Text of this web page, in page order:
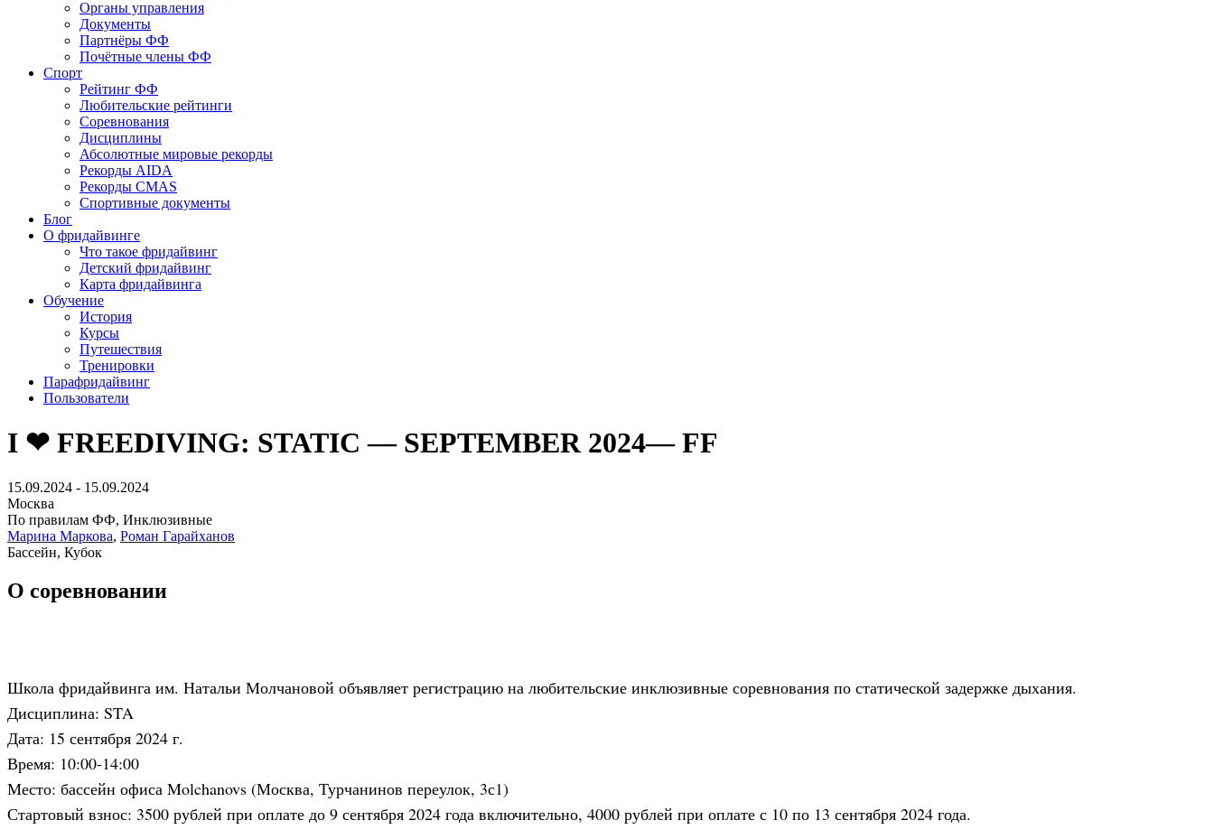
Органы управления
Документы
Партнёры ФФ
Почётные члены ФФ
Спорт
Рейтинг ФФ
Любительские рейтинги
Соревнования
Дисциплины
Абсолютные мировые рекорды
Рекорды AIDA
Рекорды CMAS
Спортивные документы
Блог
О фридайвинге
Что такое фридайвинг
Детский фридайвинг
Карта фридайвинга
Обучение
История
Курсы
Путешествия
Тренировки
Парафридайвинг
Пользователи
I ❤ FREEDIVING: STATIC — SEPTEMBER 2024— FF
15.09.2024 - 15.09.2024
Москва
По правилам ФФ, Инклюзивные
Марина Маркова, Роман Гарайханов
Бассейн, Кубок
О соревновании
Школа фридайвинга им. Натальи Молчановой объявляет регистрацию на любительские инклюзивные соревнования по статической задержке дыхания.
Дисциплина: STA
Дата: 15 сентября 2024 г.
Время: 10:00-14:00
Место: бассейн офиса Molchanovs (Москва, Турчанинов переулок, 3с1)
Стартовый взнос: 3500 рублей при оплате до 9 сентября 2024 года включительно, 4000 рублей при оплате с 10 по 13 сентября 2024 года.